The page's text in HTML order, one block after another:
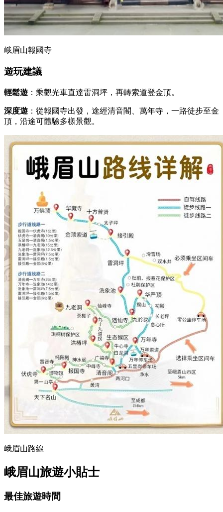
峨眉山報國寺
遊玩建議
輕鬆遊 ：乘觀光車直達雷洞坪，再轉索道登金頂。
深度遊 ：從報國寺出發，途經清音閣、萬年寺，一路徒步至金
頂，沿途可體驗多樣景觀。
峨眉山路線
峨眉山旅遊小貼士
最佳旅遊時間